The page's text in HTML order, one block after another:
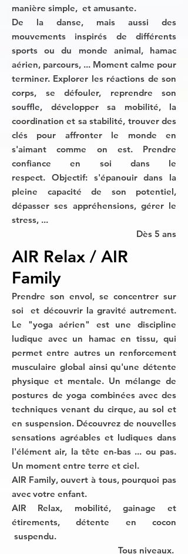
manière simple, et amusante.
De la danse, mais aussi des
mouvements inspirés de différents
sports ou du monde animal, hamac
aérien, parcours, ... Moment calme pour
terminer. Explorer les réactions de son
corps, se défouler, reprendre son
souffle, développer sa mobilité, la
coordination et sa stabilité, trouver des
clés pour affronter le monde en
s'aimant comme on est. Prendre
confiance en soi dans le
respect. Objectif: s'épanouir dans la
pleine capacité de son potentiel,
dépasser ses appréhensions, gérer le
stress, ...
Dès 5 ans
AIR Relax / AIR
Family
Prendre son envol, se concentrer sur
soi et découvrir la gravité autrement.
Le "yoga aérien" est une discipline
ludique avec un hamac en tissu, qui
permet entre autres un renforcement
musculaire global ainsi qu'une détente
physique et mentale. Un mélange de
postures de yoga combinées avec des
techniques venant du cirque, au sol et
en suspension. Découvrez de nouvelles
sensations agréables et ludiques dans
l'élément air, la tête en-bas ... ou pas.
Un moment entre terre et ciel.
AIR Family, ouvert à tous, pourquoi pas
avec votre enfant.
AIR Relax, mobilité, gainage et
étirements, détente en cocon
suspendu.
Tous niveaux.